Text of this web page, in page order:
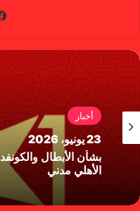
أخبار
23 يونيو، 2026
بشأن الأبطال
الأهلي مدني